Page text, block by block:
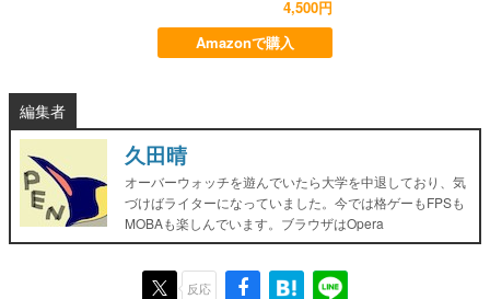
4,500円
Amazonで購入
編集者
久田晴
オーバーウォッチを遊んでいたら大学を中退しており、気
づけばライターになっていました。今では格ゲーもFPSも
MOBAも楽しんでいます。ブラウザはOpera
反応